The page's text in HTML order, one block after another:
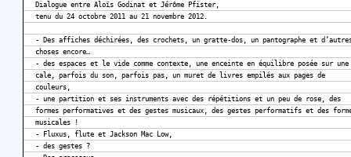
Dialogue entre Aloïs Godinat et Jérôme Pfister,
tenu du 24 octobre 2011 au 21 novembre 2012.
- Des affiches déchirées, des crochets, un gratte-dos, un pantographe et
choses encore…
- des espaces et le vide comme contexte, une enceinte en équilibre posée sur une
cale, parfois du son, parfois pas, un muret de livres empilés aux pages de
couleurs,
- une partition et ses instruments avec des répétitions et un peu de rose, des
formes performatives et des gestes musicaux, des gestes performatifs et des
musicales !
- Fluxus, flute et Jackson Mac Low,
- des gestes ?